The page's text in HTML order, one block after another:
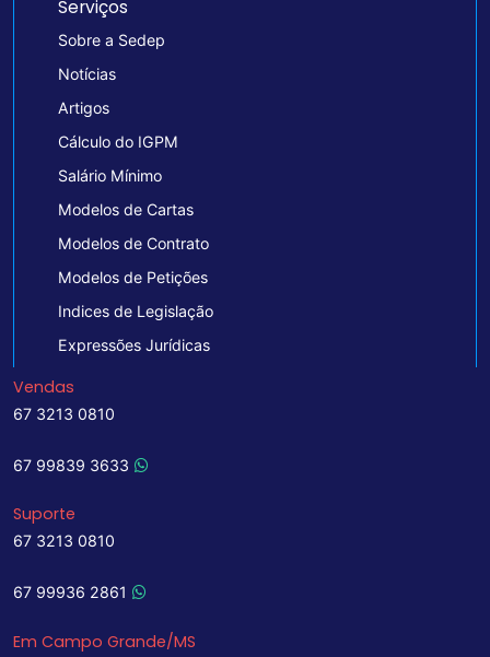
Serviços
Sobre a Sedep
Notícias
Artigos
Cálculo do IGPM
Salário Mínimo
Modelos de Cartas
Modelos de Contrato
Modelos de Petições
Indices de Legislação
Expressões Jurídicas
Vendas
67 3213 0810
67 99839 3633
Suporte
67 3213 0810
67 99936 2861
Em Campo Grande/MS